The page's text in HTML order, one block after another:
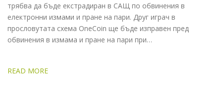
трябва да бъде екстрадиран в САЩ по обвинения в
електронни измами и пране на пари. Друг играч в
прословутата схема OneCoin ще бъде изправен пред
обвинения в измама и пране на пари при…
READ MORE